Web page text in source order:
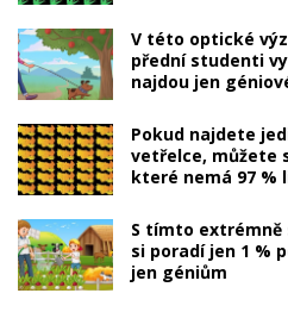
V této optické
přední studenti
najdou jen
Pokud najdete
vetřelce, můžete
které nemá 97 %
S tímto
si poradí jen 1 %
jen géniům